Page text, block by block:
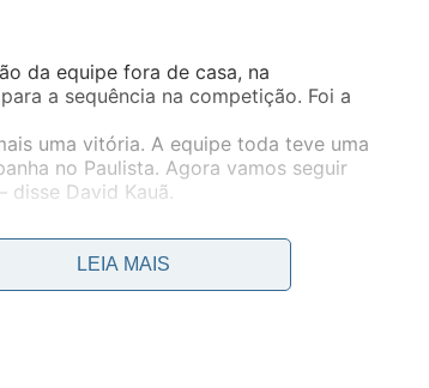
da equipe fora de casa, na
a sequência na competição. Foi a
uma vitória. A equipe toda teve uma
no Paulista. Agora vamos seguir
disse David Kauã.
LEIA MAIS